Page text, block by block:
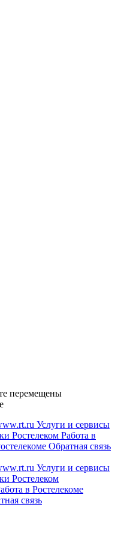
перемещены
Услуги и сервисы
Ростелеком Работа в
Обратная связь
Услуги и сервисы
Ростелеком
в Ростелекоме
связь